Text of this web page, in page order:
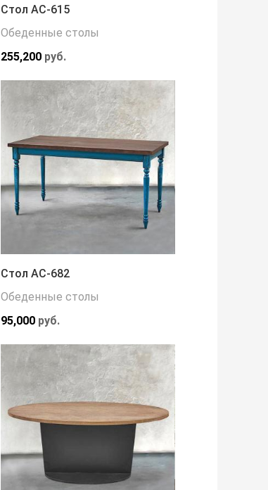
Стол АС-615
Обеденные столы
255,200 руб.
Стол АС-682
Обеденные столы
95,000 руб.